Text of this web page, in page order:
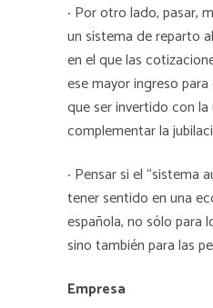
· Por otro lado, pasar,
un sistema de reparto
en el que las
ese mayor ingreso
que ser invertido con
complementar la
· Pensar si el “sistema
tener sentido en una
española, no sólo para
sino también para las
Empresa